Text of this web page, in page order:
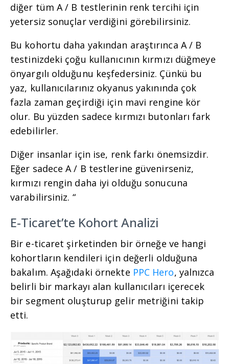
diğer tüm A / B testlerinin renk tercihi için
yetersiz sonuçlar verdiğini görebilirsiniz.
Bu kohortu daha yakından araştırınca A / B
testinizdeki çoğu kullanıcının kırmızı düğmeye
önyargılı olduğunu keşfedersiniz. Çünkü bu
yaz, kullanıcılarınız okyanus yakınında çok
fazla zaman geçirdiği için mavi rengine kör
olur. Bu yüzden sadece kırmızı butonları fark
edebilirler.
Diğer insanlar için ise, renk farkı önemsizdir.
Eğer sadece A / B testlerine güvenirseniz,
kırmızı rengin daha iyi olduğu sonucuna
varabilirsiniz. “
E-Ticaret’te Kohort Analizi
Bir e-ticaret şirketinden bir örneğe ve hangi
kohortların kendileri için değerli olduğuna
bakalım. Aşağıdaki örnekte PPC Hero, yalnızca
belirli bir markayı alan kullanıcıları içerecek
bir segment oluşturup gelir metriğini takip
etti.